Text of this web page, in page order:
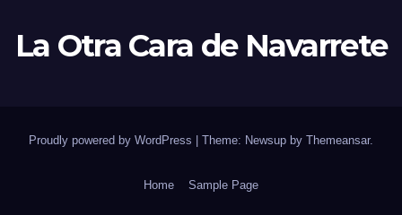
La Otra Cara de Navarrete
Proudly powered by WordPress | Theme: Newsup by Themeansar.
Home Sample Page